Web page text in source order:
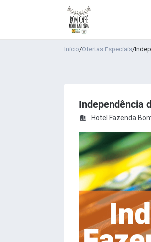
Início/Ofertas Especiais/
Independência
Hotel Fazenda